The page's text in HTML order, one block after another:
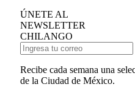
ÚNETE AL
NEWSLETTER
CHILANGO
Recibe cada semana una
de la Ciudad de México.